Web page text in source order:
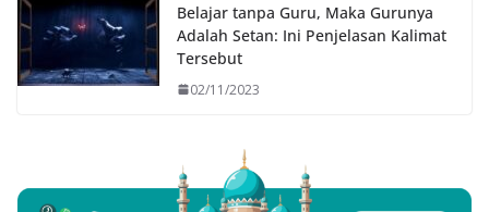
Belajar tanpa Guru, Maka Gurunya
Adalah Setan: Ini Penjelasan Kalimat
Tersebut
02/11/2023